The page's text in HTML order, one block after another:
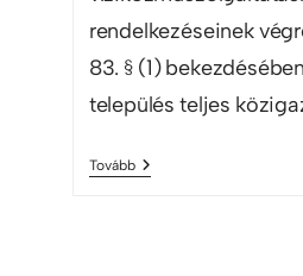
rendelkezéseinek
83. § (1)
település teljes
Tovább